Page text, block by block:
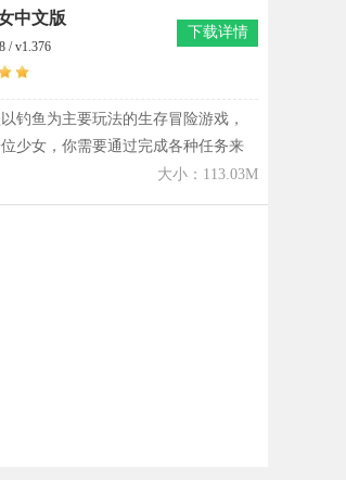
，使战斗与经营形成多维度互动。
现与任务系统相结合提升玩家的游戏
略与养成结合玩法的玩家下载体
中文版
/ v1.376
钓鱼为主要玩法的生存冒险游戏，
少女，你需要通过完成各种任务来
时你可以钓鱼、探索或是击杀各类
当你钓到海洋中稀奇的东西时便可
大小：113.03M
下载详情